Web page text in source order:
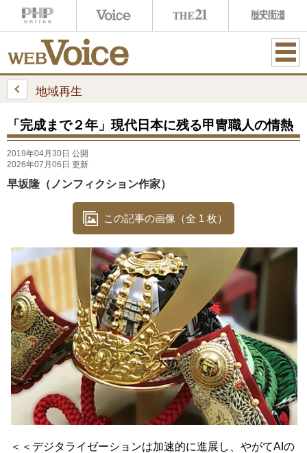
ME
地域再生
「完成まで２年」現代日本に残る甲冑職人の情熱
2019年04月30日 公開
2026年07月06日 更新
早坂隆（ノンフィクション作家）
この記事の画像（全 1 枚）
＜＜デジタライゼーションは加速的に進展し、やがてAIの